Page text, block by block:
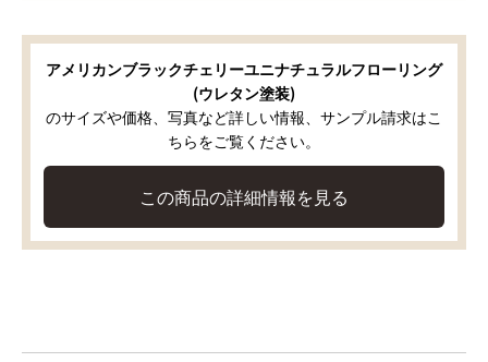
アメリカンブラックチェリーユニナチュラルフローリング
(ウレタン塗装)
のサイズや価格、写真など詳しい情報、サンプル請求はこ
ちらをご覧ください。
この商品の詳細情報を見る